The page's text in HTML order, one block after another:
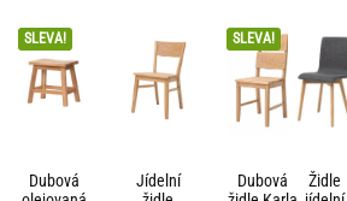
SLEVA!
Dubová
Jídelní
SLEVA!
Dubová
Židle